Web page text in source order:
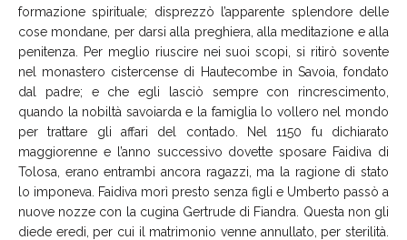
formazione spirituale; disprezzò l’apparente splendore delle
cose mondane, per darsi alla preghiera, alla meditazione e alla
penitenza. Per meglio riuscire nei suoi scopi, si ritirò sovente
nel monastero cistercense di Hautecombe in Savoia, fondato
dal padre; e che egli lasciò sempre con rincrescimento,
quando la nobiltà savoiarda e la famiglia lo vollero nel mondo
per trattare gli affari del contado. Nel 1150 fu dichiarato
maggiorenne e l’anno successivo dovette sposare Faidiva di
Tolosa, erano entrambi ancora ragazzi, ma la ragione di stato
lo imponeva. Faidiva morì presto senza figli e Umberto passò a
nuove nozze con la cugina Gertrude di Fiandra. Questa non gli
diede eredi, per cui il matrimonio venne annullato, per sterilità.